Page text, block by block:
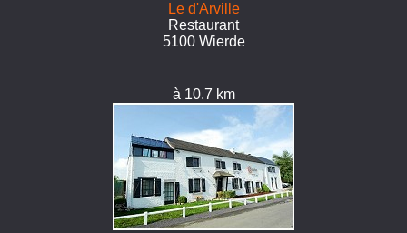
Le d'Arville
Restaurant
5100 Wierde
à 10.7 km